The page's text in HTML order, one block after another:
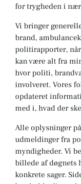
for trygheden i
Vi bringer
brand,
politirapporter,
kan være alt fra
hvor politi,
involveret. Vores
opdateret
med i, hvad der
Alle oplysninger
udmeldinger fra
myndigheder. Vi
billede af døgnets
konkrete sager.